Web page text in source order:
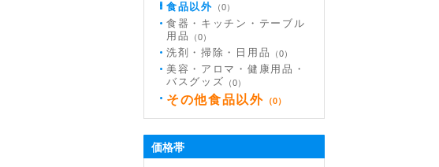
食品以外 （0）
食器・キッチン・テーブル
用品
（0）
洗剤・掃除・日用品 （0）
美容・アロマ・健康用品・
バスグッズ
（0）
その他食品以外 （0）
価格帯